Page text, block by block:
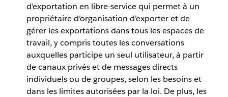
d’exportation en libre-service qui permet à un
propriétaire d’organisation d’exporter et de
gérer les exportations dans tous les espaces de
travail, y compris toutes les conversations
auxquelles participe un seul utilisateur, à partir
de canaux privés et de messages directs
individuels ou de groupes, selon les besoins et
dans les limites autorisées par la loi. De plus, les